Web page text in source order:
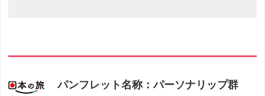
パンフレット名称：パーソナリップ群